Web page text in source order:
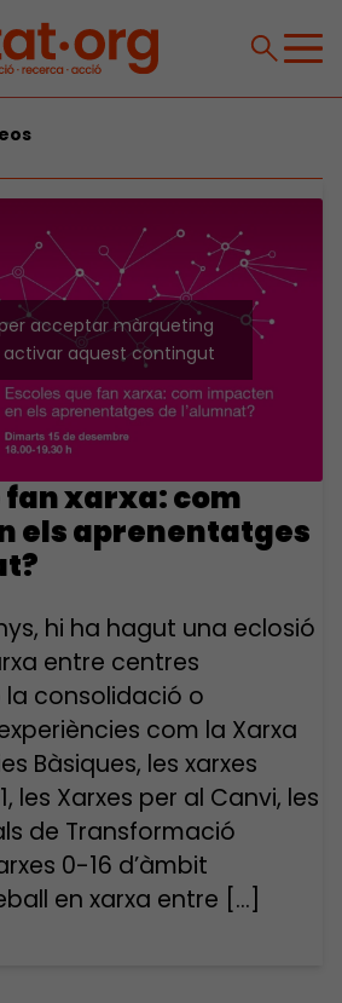
acceptar màrqueting
activar aquest contingut
fan xarxa: com
els aprenentatges
hi ha hagut una eclosió
entre centres
consolidació o
com la Xarxa
Bàsiques, les xarxes
les Xarxes per al Canvi, les
de Transformació
0-16 d’àmbit
en xarxa entre […]